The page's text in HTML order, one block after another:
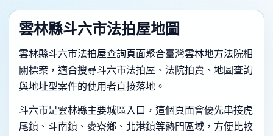
雲林縣斗六市法拍屋地圖
雲林縣斗六市法拍屋查詢頁面聚合臺灣雲林地方法院相
關標案，適合搜尋斗六市法拍屋、法院拍賣、地圖查詢
與地址型案件的使用者直接落地。
斗六市是雲林縣主要城區入口，這個頁面會優先串接虎
尾鎮、斗南鎮、麥寮鄉、北港鎮等熱門區域，方便比較